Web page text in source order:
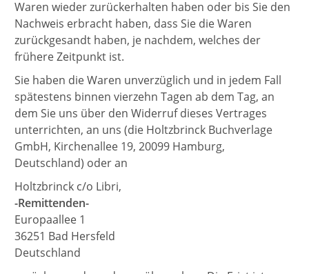
Waren wieder zurückerhalten haben oder bis Sie den
Nachweis erbracht haben, dass Sie die Waren
zurückgesandt haben, je nachdem, welches der
frühere Zeitpunkt ist.
Sie haben die Waren unverzüglich und in jedem Fall
spätestens binnen vierzehn Tagen ab dem Tag, an
dem Sie uns über den Widerruf dieses Vertrages
unterrichten, an uns (die Holtzbrinck Buchverlage
GmbH, Kirchenallee 19, 20099 Hamburg,
Deutschland) oder an
Holtzbrinck c/o Libri,
-Remittenden-
Europaallee 1
36251 Bad Hersfeld
Deutschland